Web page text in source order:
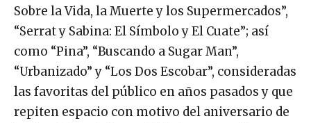
Sobre la Vida, la Muerte y los Supermercados”,
“Serrat y Sabina: El Símbolo y El Cuate”; así
como “Pina”, “Buscando a Sugar Man”,
“Urbanizado” y “Los Dos Escobar”, consideradas
las favoritas del público en años pasados y que
repiten espacio con motivo del aniversario de